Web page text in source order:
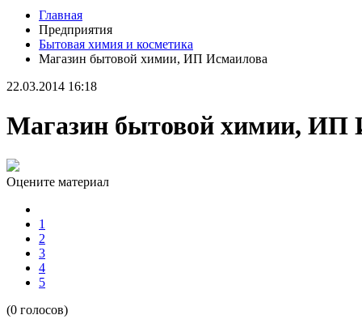
Главная
Предприятия
Бытовая химия и косметика
Магазин бытовой химии, ИП Исмаилова
22.03.2014 16:18
Магазин бытовой химии, ИП
Оцените материал
1
2
3
4
5
(0 голосов)